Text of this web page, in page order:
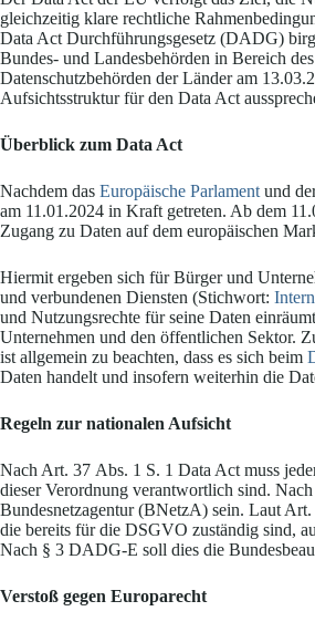
gleichzeitig klare rechtliche
Data Act Durchführungsgesetz (DADG)
Bundes- und Landesbehörden in Bereich
Datenschutzbehörden der Länder am
Aufsichtsstruktur für den Data Act
Überblick zum Data Act
Nachdem das Europäische Parlament und
am 11.01.2024 in Kraft getreten. Ab dem
Zugang zu Daten auf dem europäischen
Hiermit ergeben sich für Bürger und
und verbundenen Diensten (Stichwort:
und Nutzungsrechte für seine Daten
Unternehmen und den öffentlichen Sektor.
ist allgemein zu beachten, dass es sich beim
Daten handelt und insofern weiterhin die
Regeln zur nationalen Aufsicht
Nach Art. 37 Abs. 1 S. 1 Data Act muss
dieser Verordnung verantwortlich sind. Nach
Bundesnetzagentur (BNetzA) sein. Laut
die bereits für die DSGVO zuständig sind,
Nach § 3 DADG-E soll dies die
Verstoß gegen Europarecht